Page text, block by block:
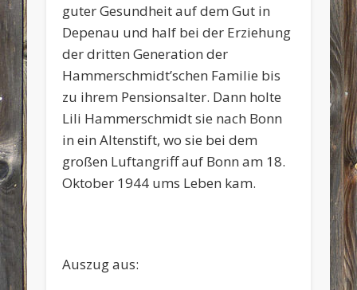
guter Gesundheit auf dem Gut in
Depenau und half bei der Erziehung
der dritten Generation der
Hammerschmidt’schen Familie bis
zu ihrem Pensionsalter. Dann holte
Lili Hammerschmidt sie nach Bonn
in ein Altenstift, wo sie bei dem
großen Luftangriff auf Bonn am 18.
Oktober 1944 ums Leben kam.
Auszug aus: